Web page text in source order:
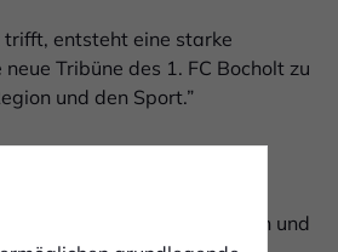
trifft, entsteht eine starke
Tribüne des 1. FC Bocholt zu
und den Sport.”
verlässlichen Partnern
neuen Namen fortzusetzen und